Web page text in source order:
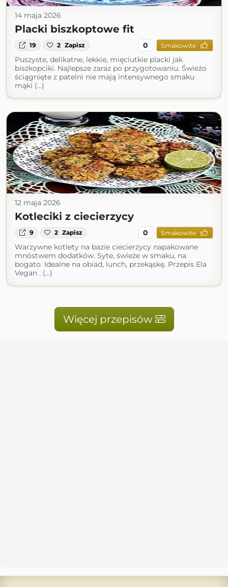
14 maja 2026
Placki biszkoptowe fit
19 2 Zapisz 0 Smakowite
Puszyste, delikatne, lekkie, mięciutkie placki jak
biszkopciki. Najlepsze zaraz po przygotowaniu. Świeżo
ściągnięte z patelni nie mają intensywnego smaku
mąki (...)
12 maja 2026
Kotleciki z ciecierzycy
9 2 Zapisz 0 Smakowite
Warzywne kotlety na bazie ciecierzycy napakowane
mnóstwem dodatków. Syte, świeże w smaku, na
bogato. Idealne na obiad, lunch, przekąskę. Przepis Ela
Vegan . (...)
Więcej przepisów